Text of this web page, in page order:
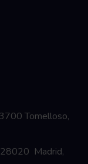
Tomelloso,
28020 Madrid,